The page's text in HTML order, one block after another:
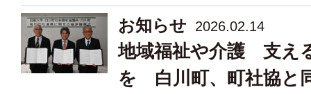
お知らせ 2026.02.14
地域福祉や介護 支え
を 白川町、町社協と